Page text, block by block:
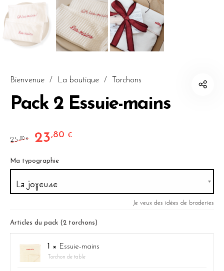
Bienvenue / La boutique / Torchons
Pack 2 Essuie-mains
25 ,80€ Le prix initial était : 25,80 €.
23,80 €
Ma typographie
Je veux des idées de broderies
Articles du pack (2 torchons)
1 × Essuie-mains
Torchon de table